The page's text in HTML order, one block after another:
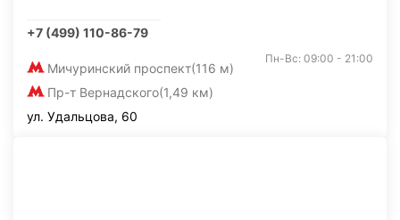
+7 (499) 110-86-79
Мичуринский проспект(116 м)
Пр-т Вернадского(1,49 км)
Пн-Вс: 09:00 - 21:00
ул. Удальцова, 60